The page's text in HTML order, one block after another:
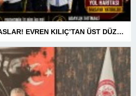
KKTC’DE KRİTİK TEMASLAR! EVREN KILIÇ’TAN ÜST DÜZEY ZİRVELER